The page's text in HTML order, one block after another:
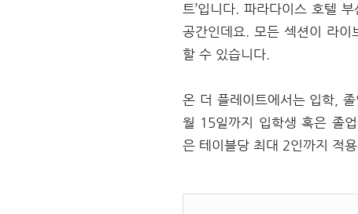
트’입니다. 파라다이스 호텔
공간인데요. 모든 섹션이 라
할 수 있습니다.
온 더 플레이트에서는 입학,
월 15일까지 입학생 혹은 졸
은 테이블당 최대 2인까지 적